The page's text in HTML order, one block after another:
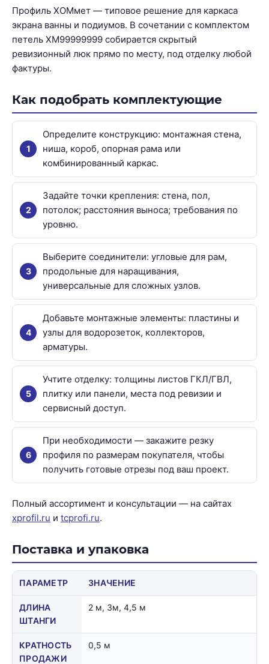
Профиль ХОМмет — типовое решение для каркаса
экрана ванны и подиумов. В сочетании с комплектом
петель ХМ99999999 собирается скрытый
ревизионный люк прямо по месту, под отделку любой
фактуры.
Как подобрать комплектующие
Определите конструкцию: монтажная стена,
ниша, короб, опорная рама или
комбинированный каркас.
Задайте точки крепления: стена, пол,
потолок; расстояния выноса; требования по
уровню.
Выберите соединители: угловые для рам,
продольные для наращивания,
универсальные для сложных узлов.
Добавьте монтажные элементы: пластины и
узлы для водорозеток, коллекторов,
арматуры.
Учтите отделку: толщины листов ГКЛ/ГВЛ,
плитку или панели, места под ревизии и
сервисный доступ.
При необходимости — закажите резку
профиля по размерам покупателя, чтобы
получить готовые отрезы под ваш проект.
Полный ассортимент и консультации — на сайтах
xprofil.ru и tcprofi.ru.
Поставка и упаковка
ПАРАМЕТР ЗНАЧЕНИЕ
ДЛИНА
ШТАНГИ
2 м, 3м, 4,5 м
КРАТНОСТЬ
ПРОДАЖИ
0,5 м